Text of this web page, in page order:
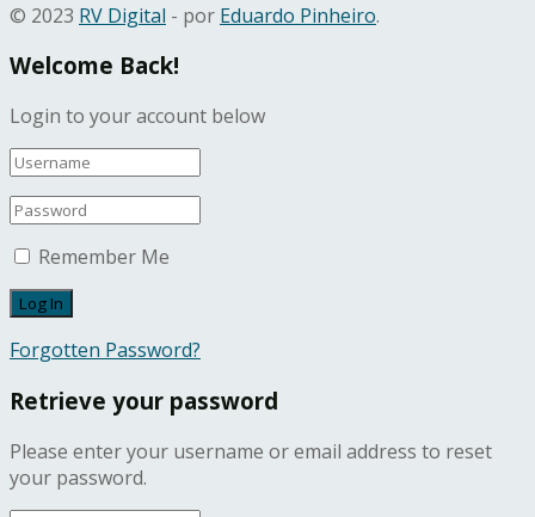
© 2023 RV Digital - por Eduardo Pinheiro.
Welcome Back!
Login to your account below
Remember Me
Forgotten Password?
Retrieve your password
Please enter your username or email address to reset
your password.